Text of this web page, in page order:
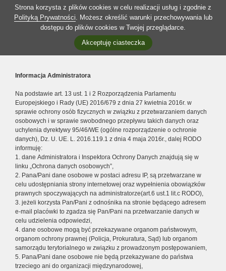
Strona korzysta z plików cookies w celu realizacji usług i zgodnie z
Polityką Prywatności. Możesz określić warunki przechowywania lub
dostępu do plików cookies w Twojej przeglądarce.
Akceptuję ciasteczka
Informacja Administratora
Na podstawie art. 13 ust. 1 i 2 Rozporządzenia Parlamentu
Europejskiego i Rady (UE) 2016/679 z dnia 27 kwietnia 2016r. w
sprawie ochrony osób fizycznych w związku z przetwarzaniem danych
osobowych i w sprawie swobodnego przepływu takich danych oraz
uchylenia dyrektywy 95/46/WE (ogólne rozporządzenie o ochronie
danych), Dz. U. UE. L. 2016.119.1 z dnia 4 maja 2016r., dalej RODO
informuję:
1. dane Administratora i Inspektora Ochrony Danych znajdują się w
linku „Ochrona danych osobowych”,
2. Pana/Pani dane osobowe w postaci adresu IP, są przetwarzane w
celu udostępniania strony internetowej oraz wypełnienia obowiązków
prawnych spoczywających na administratorze(art.6 ust.1 lit.c RODO),
3. jeżeli korzysta Pan/Pani z odnośnika na stronie będącego adresem
e-mail placówki to zgadza się Pan/Pani na przetwarzanie danych w
celu udzielenia odpowiedzi,
4. dane osobowe mogą być przekazywane organom państwowym,
organom ochrony prawnej (Policja, Prokuratura, Sąd) lub organom
samorządu terytorialnego w związku z prowadzonym postępowaniem,
5. Pana/Pani dane osobowe nie będą przekazywane do państwa
trzeciego ani do organizacji międzynarodowej,